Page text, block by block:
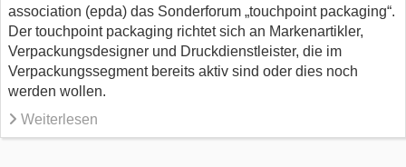
association (epda) das Sonderforum „touchpoint packaging“.
Der touchpoint packaging richtet sich an Markenartikler,
Verpackungsdesigner und Druckdienstleister, die im
Verpackungssegment bereits aktiv sind oder dies noch
werden wollen.
Weiterlesen